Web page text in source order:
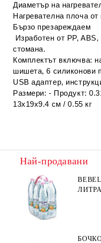
Диаметър на
Нагревателна плоча
Бързо презареждаем
Изработен от PP,
стомана.
Комплектът включва:
шишета, 6 силиконови
USB адаптер,
Размери: - Продукт:
13x19x9.4 см / 0.55 кг
Най-продавани
БОЧКО МОКРИ